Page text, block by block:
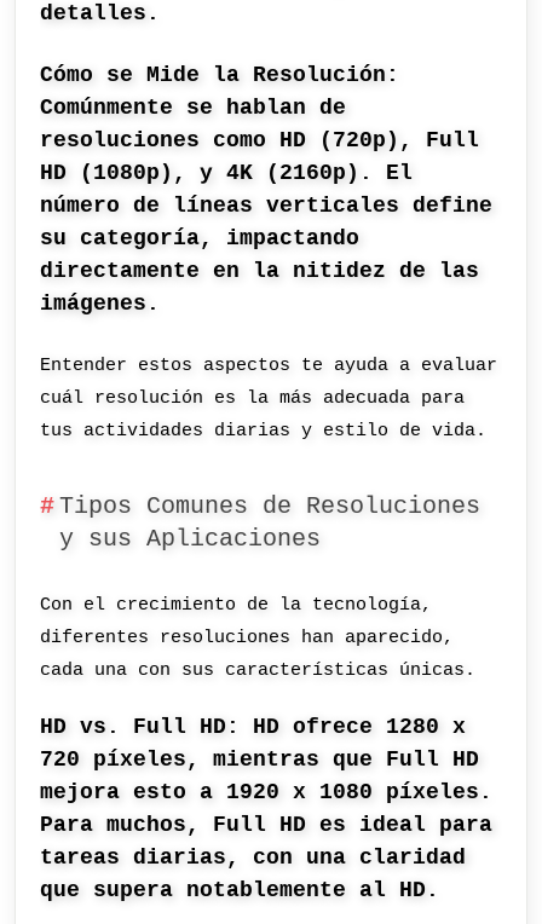
detalles.
Cómo se Mide la Resolución:
Comúnmente se hablan de
resoluciones como HD (720p), Full
HD (1080p), y 4K (2160p). El
número de líneas verticales define
su categoría, impactando
directamente en la nitidez de las
imágenes.
Entender estos aspectos te ayuda a evaluar
cuál resolución es la más adecuada para
tus actividades diarias y estilo de vida.
Tipos Comunes de Resoluciones
y sus Aplicaciones
Con el crecimiento de la tecnología,
diferentes resoluciones han aparecido,
cada una con sus características únicas.
HD vs. Full HD: HD ofrece 1280 x
720 píxeles, mientras que Full HD
mejora esto a 1920 x 1080 píxeles.
Para muchos, Full HD es ideal para
tareas diarias, con una claridad
que supera notablemente al HD.